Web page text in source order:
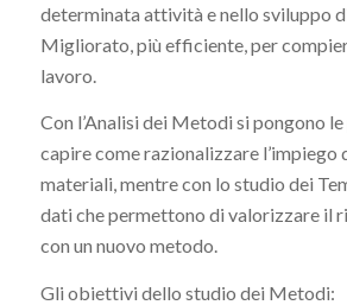
determinata attività e nello sviluppo
Migliorato, più efficiente, per
lavoro.
Con l’Analisi dei Metodi si pongono
capire come razionalizzare l’impiego
materiali, mentre con lo studio dei
dati che permettono di valorizzare il
con un nuovo metodo.
Gli obiettivi dello studio dei Metodi: